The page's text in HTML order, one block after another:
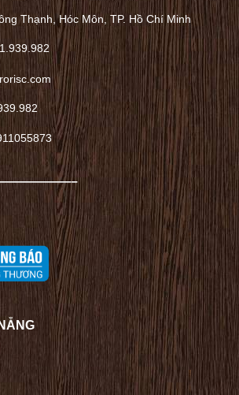
Thạnh, Hóc Môn, TP. Hồ Chí Minh